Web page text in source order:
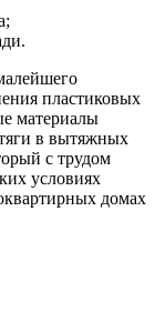
пластиковых
материалы
в вытяжных
с трудом
условиях
домах